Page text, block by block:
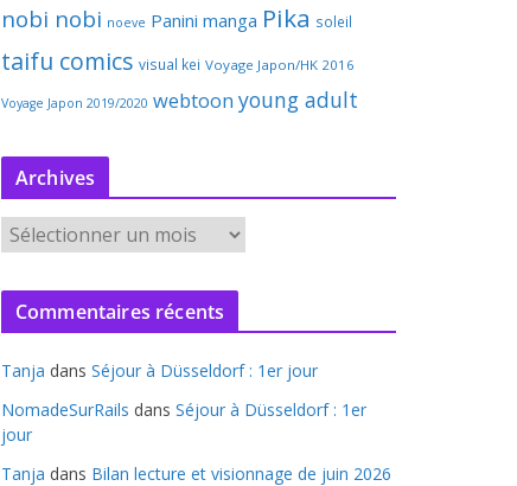
nobi nobi noeve Panini manga Pika soleil
taifu comics visual kei Voyage Japon/HK 2016
Voyage Japon 2019/2020 webtoon young adult
Archives
r
c
v
e
s
Commentaires récents
Tanja dans Séjour à Düsseldorf : 1er jour
NomadeSurRails dans Séjour à Düsseldorf : 1er
jour
Tanja dans Bilan lecture et visionnage de juin 2026